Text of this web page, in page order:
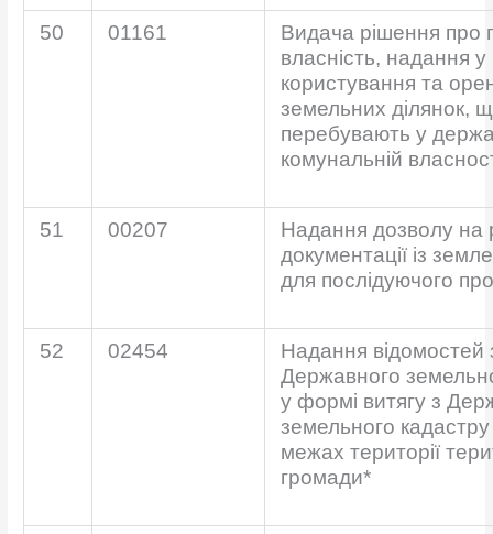
50 01161
Видача рішення про
власність, надання у
користування та
земельних ділянок,
перебувають у
комунальній
51 00207
Надання дозволу на
документації із
для послідуючого
52 02454
Надання відомостей
Державного
у формі витягу з
земельного
межах території
громади*